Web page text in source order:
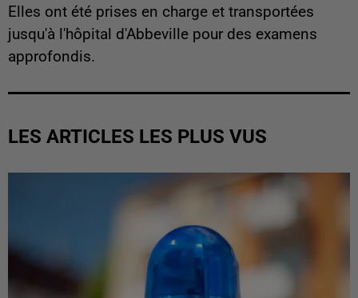
Elles ont été prises en charge et transportées
jusqu'à l'hôpital d'Abbeville pour des examens
approfondis.
LES ARTICLES LES PLUS VUS